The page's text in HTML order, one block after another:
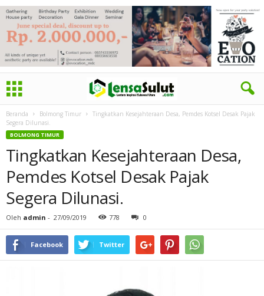
Beranda Bolmong Timur
Tingkatkan Kesejahteraan Desa, Pemdes Kotsel Desak Pajak
Segera Dilunasi.
BOLMONG TIMUR
Tingkatkan Kesejahteraan Desa,
Pemdes Kotsel Desak Pajak
Segera Dilunasi.
Oleh admin - 27/09/2019 778 0
Facebook Twitter